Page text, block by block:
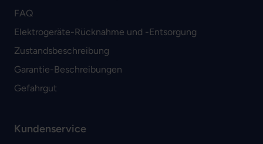
FAQ
Elektrogeräte-Rücknahme und -Entsorgung
Zustandsbeschreibung
Garantie-Beschreibungen
Gefahrgut
Kundenservice